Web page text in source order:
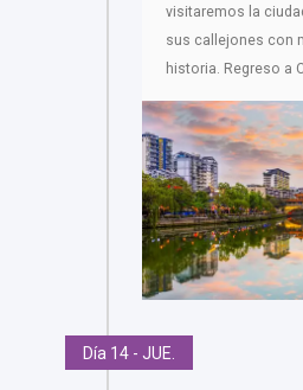
visitaremos la
sus callejones con
historia. Regreso a
Día 14 - JUE.